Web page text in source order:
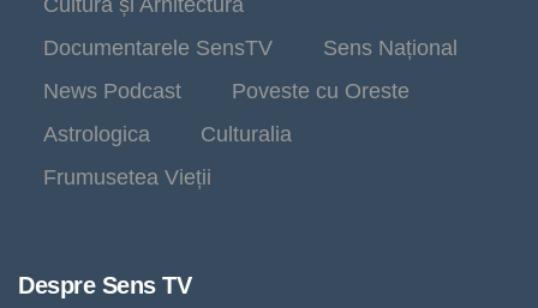
Cultură și Arhitectură
Documentarele SensTV
Sens Național
News Podcast
Poveste cu Oreste
Astrologica
Culturalia
Frumusetea Vieții
Despre Sens TV